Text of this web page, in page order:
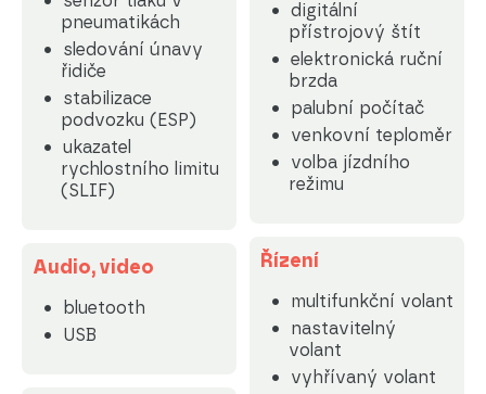
pneumatikách
sledování únavy
řidiče
stabilizace
podvozku (ESP)
ukazatel
rychlostního limitu
(SLIF)
Audio, video
bluetooth
USB
digitální
přístrojový štít
elektronická ruční
brzda
palubní počítač
venkovní teploměr
volba jízdního
režimu
Řízení
multifunkční volant
nastavitelný
volant
vyhřívaný volant